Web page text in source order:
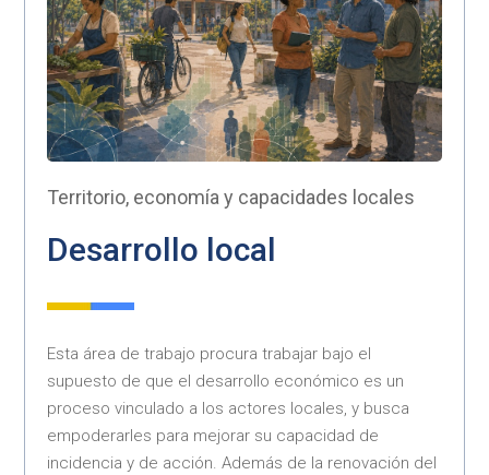
Territorio, economía y capacidades locales
Desarrollo local
Esta área de trabajo procura trabajar bajo el
supuesto de que el desarrollo económico es un
proceso vinculado a los actores locales, y busca
empoderarles para mejorar su capacidad de
incidencia y de acción. Además de la renovación del